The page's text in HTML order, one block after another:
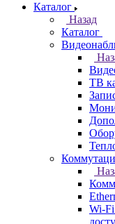
Каталог
Назад
Каталог
ТВ
Wi-